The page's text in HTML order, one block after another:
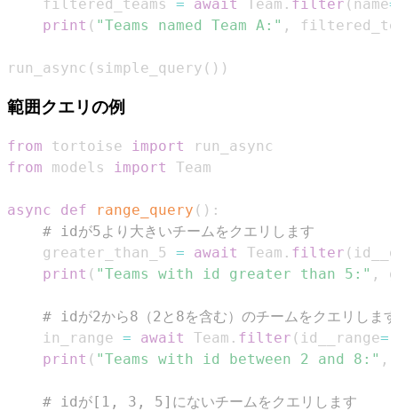
    filtered_teams
= await Team . filter ( name=
print ( "Teams named Team A:" ,
run_async ( simple_query ( ) )
範囲クエリの例
from tortoise import
from models import
async def range_query ( ) :
# idが5より大きいチームをクエリします
    greater_than_5
= await Team . filter (
print ( "Teams with id greater than 5:" ,
# idが2から8（2と8を含む）のチームをクエリします
    in_range
= await Team . filter ( id__range=
print ( "Teams with id between 2 and 8:" ,
# idが[1, 3, 5]にないチームをクエリします